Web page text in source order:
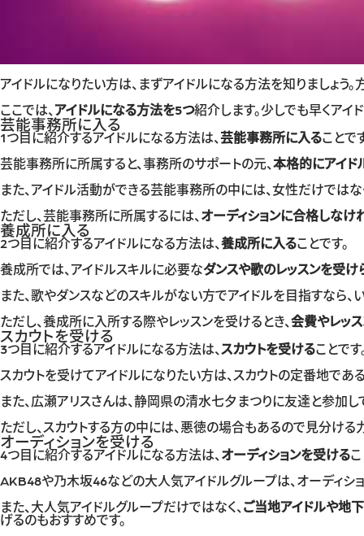
アイドルになりたい方は、まずアイドルになる方法を知りましょう
ここでは、 アイドルになる方法を5つ紹介します。少しでも早くア
芸能事務所に入る
1つ目に紹介するアイドルになる方法は、 芸能事務所に入ることで
芸能事務所に所属すると、事務所のサポートの元、 本格的にアイド
また、アイドル活動ができる芸能事務所の中には、女性だけでは
ただし、芸能事務所に所属するには、 オーディションに合格しなけ
養成所に入る
2つ目に紹介するアイドルになる方法は、 養成所に入ることです。
養成所では、アイドルスキルに必要なダンスや歌のレッスンを受け
また、歌やダンスなどのスキルがない方でアイドルを目指すなら
ただし、養成所に入所する際やレッスンを受けるとき、 会費やレッ
スカウトを受ける
3つ目に紹介するアイドルになる方法は、 スカウトを受けることです
スカウトを受けてアイドルになりたい方は、スカウトの定番地であ
また、広瀬アリスさんは、静岡県の清水七夕まつりに友達と参加し
ただし、スカウトする方の中には、悪徳の場合もあるので見分ける
オーディションを受ける
4つ目に紹介するアイドルになる方法は、 オーディションを受けるこ
AKB48や乃木坂46などの大人気アイドルグループは、オーディシ
また、大人気アイドルグループだけではなく、 ご当地アイドルや地
げるのもおすすめです。